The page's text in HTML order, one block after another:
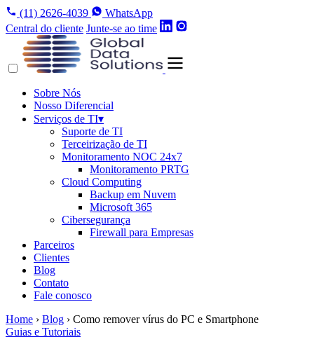
(11) 2626-4039
WhatsApp
Central do cliente Junte-se ao time
Sobre Nós
Nosso Diferencial
Serviços de TI▾
Suporte de TI
Terceirização de TI
Monitoramento NOC 24x7
Monitoramento PRTG
Cloud Computing
Backup em Nuvem
Microsoft 365
Cibersegurança
Firewall para Empresas
Parceiros
Clientes
Blog
Contato
Fale conosco
Home › Blog › Como remover vírus do PC e Smartphone
Guias e Tutoriais